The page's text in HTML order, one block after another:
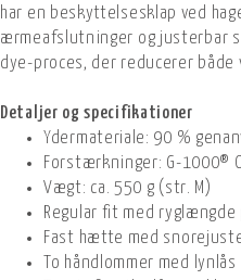
har en beskyttelsesklap ved
ærmeafslutninger og justerbar
dye-proces, der reducerer både
Detaljer og specifikationer
Ydermateriale: 90 %
Forstærkninger: G-1000®
Vægt: ca. 550 g (str. M)
Regular fit med ryglængde
Fast hætte med
To håndlommer med lynlås